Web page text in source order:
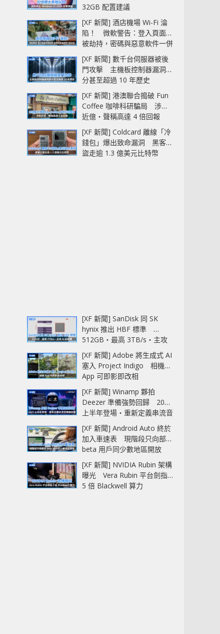
32GB 配置建議
[XF 新聞] 酒店機場 Wi-Fi 淪
陷！ 微軟警告：登入頁面可
被劫持，密碼與惡意軟件一併
中招
[XF 新聞] 數千台伺服器被後
門攻擊 主機板控制器漏洞部
分甚至超過 10 年歷史
[XF 新聞] 港澳聯合搗破 Fun
Coffee 咖啡科研騙局 涉款
近億‧聲稱高達 4 倍回報
[XF 新聞] Coldcard 離線「冷
錢包」爆出致命漏洞 黑客已
盜走逾 1.3 億美元比特幣
[XF 新聞] SanDisk 同 SK
hynix 推出 HBF 標準
512GB‧最高 3TB/s‧主攻
AI 記憶體
[XF 新聞] Adobe 將生成式 AI
塞入 Project Indigo 相機
App 可即影即改相
[XF 新聞] Winamp 夥拍
Deezer 準備強勢回歸 2027
上半年登場‧重新定義串流音
樂播放器
[XF 新聞] Android Auto 終於
加入車速表 現階段只向部分
beta 用戶同少數地區開放
[XF 新聞] NVIDIA Rubin 架構
曝光 Vera Rubin 平台劍指
5 倍 Blackwell 算力